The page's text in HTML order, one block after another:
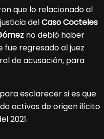
que lo relacionado al
delCaso Cocteles
no debió haber
fue regresado al juez
de acusación, para
esclarecer si es que
activos de origen ilícito
2021.